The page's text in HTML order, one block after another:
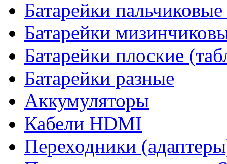
Батарейки
Батарейки
Батарейки плоские
Батарейки разные
Аккумуляторы
Кабели HDMI
Переходники